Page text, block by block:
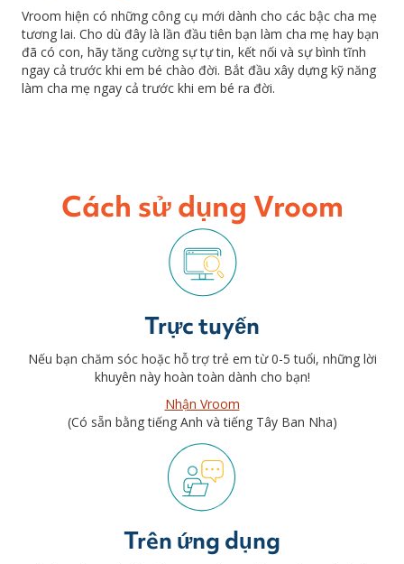
Vroom hiện có những công cụ mới dành cho các bậc cha mẹ
tương lai. Cho dù đây là lần đầu tiên bạn làm cha mẹ hay bạn
đã có con, hãy tăng cường sự tự tin, kết nối và sự bình tĩnh
ngay cả trước khi em bé chào đời. Bắt đầu xây dựng kỹ năng
làm cha mẹ ngay cả trước khi em bé ra đời.
Cách sử dụng Vroom
Trực tuyến
Nếu bạn chăm sóc hoặc hỗ trợ trẻ em từ 0-5 tuổi, những lời
khuyên này hoàn toàn dành cho bạn!
Nhận Vroom
(Có sẵn bằng tiếng Anh và tiếng Tây Ban Nha)
Trên ứng dụng